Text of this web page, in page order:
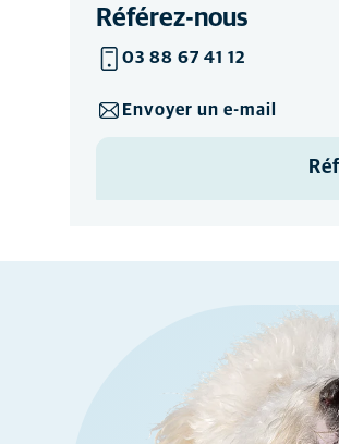
Référez-nous
03 88 67 41 12
Envoyer un e-mail